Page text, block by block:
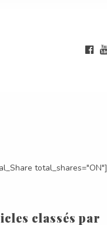
total_shares="ON"]
classés par